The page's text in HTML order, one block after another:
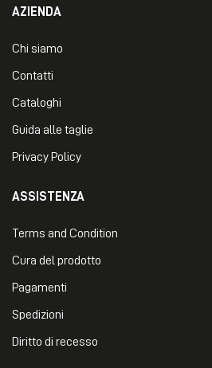
AZIENDA
Chi siamo
Contatti
Cataloghi
Guida alle taglie
Privacy Policy
ASSISTENZA
Terms and Condition
Cura del prodotto
Pagamenti
Spedizioni
Diritto di recesso